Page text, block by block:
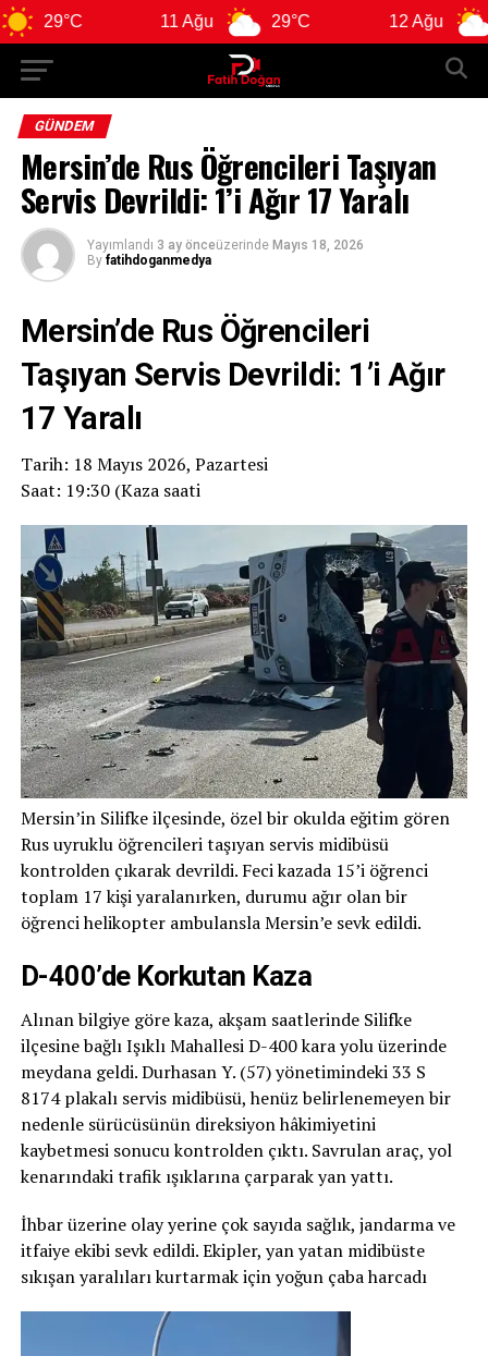
29°C 29°C
GÜNDEM
Mersin’de Rus Öğrencileri Taşıyan
Servis Devrildi: 1’i Ağır 17 Yaralı
Yayımlandı 3 ay önceüzerinde Mayıs 18, 2026
By fatihdoganmedya
Mersin’de Rus Öğrencileri
Taşıyan Servis Devrildi: 1’i Ağır
17 Yaralı
Tarih: 18 Mayıs 2026, Pazartesi
Saat: 19:30 (Kaza saati
Mersin’in Silifke ilçesinde, özel bir okulda eğitim gören
Rus uyruklu öğrencileri taşıyan servis midibüsü
kontrolden çıkarak devrildi. Feci kazada 15’i öğrenci
toplam 17 kişi yaralanırken, durumu ağır olan bir
öğrenci helikopter ambulansla Mersin’e sevk edildi.
D-400’de Korkutan Kaza
Alınan bilgiye göre kaza, akşam saatlerinde Silifke
ilçesine bağlı Işıklı Mahallesi D-400 kara yolu üzerinde
meydana geldi. Durhasan Y. (57) yönetimindeki 33 S
8174 plakalı servis midibüsü, henüz belirlenemeyen bir
nedenle sürücüsünün direksiyon hâkimiyetini
kaybetmesi sonucu kontrolden çıktı. Savrulan araç, yol
kenarındaki trafik ışıklarına çarparak yan yattı.
İhbar üzerine olay yerine çok sayıda sağlık, jandarma ve
itfaiye ekibi sevk edildi. Ekipler, yan yatan midibüste
sıkışan yaralıları kurtarmak için yoğun çaba harcadı